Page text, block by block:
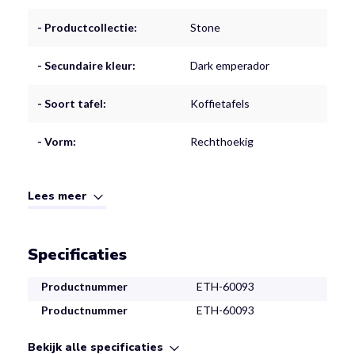
- Productcollectie: Stone
- Secundaire kleur: Dark emperador
- Soort tafel: Koffietafels
- Vorm: Rechthoekig
Lees meer
Specificaties
Productnummer
ETH-60093
Productnummer
ETH-60093
Bekijk alle specificaties